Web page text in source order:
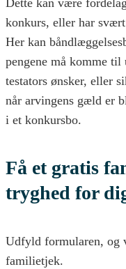
konkurs, eller har
Her kan
pengene må komme
testators ønsker, eller
når arvingens gæld er
i et konkursbo.
Få et gratis
tryghed for
Udfyld formularen, og
familietjek.